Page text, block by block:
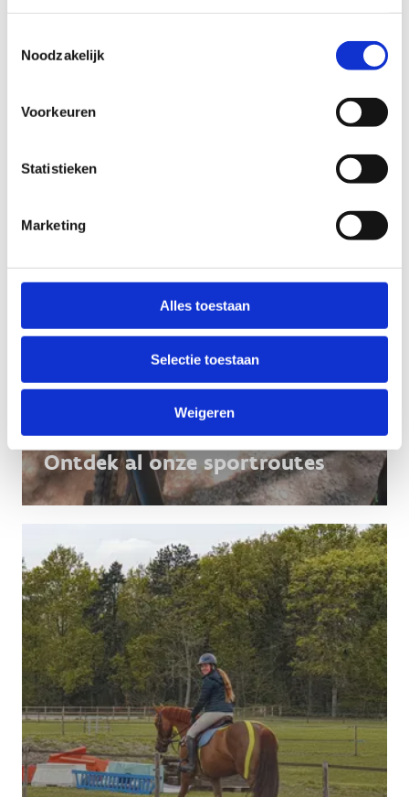
Noodzakelijk
Voorkeuren
Statistieken
Marketing
Alles toestaan
Selectie toestaan
Weigeren
Ontdek al onze sportroutes